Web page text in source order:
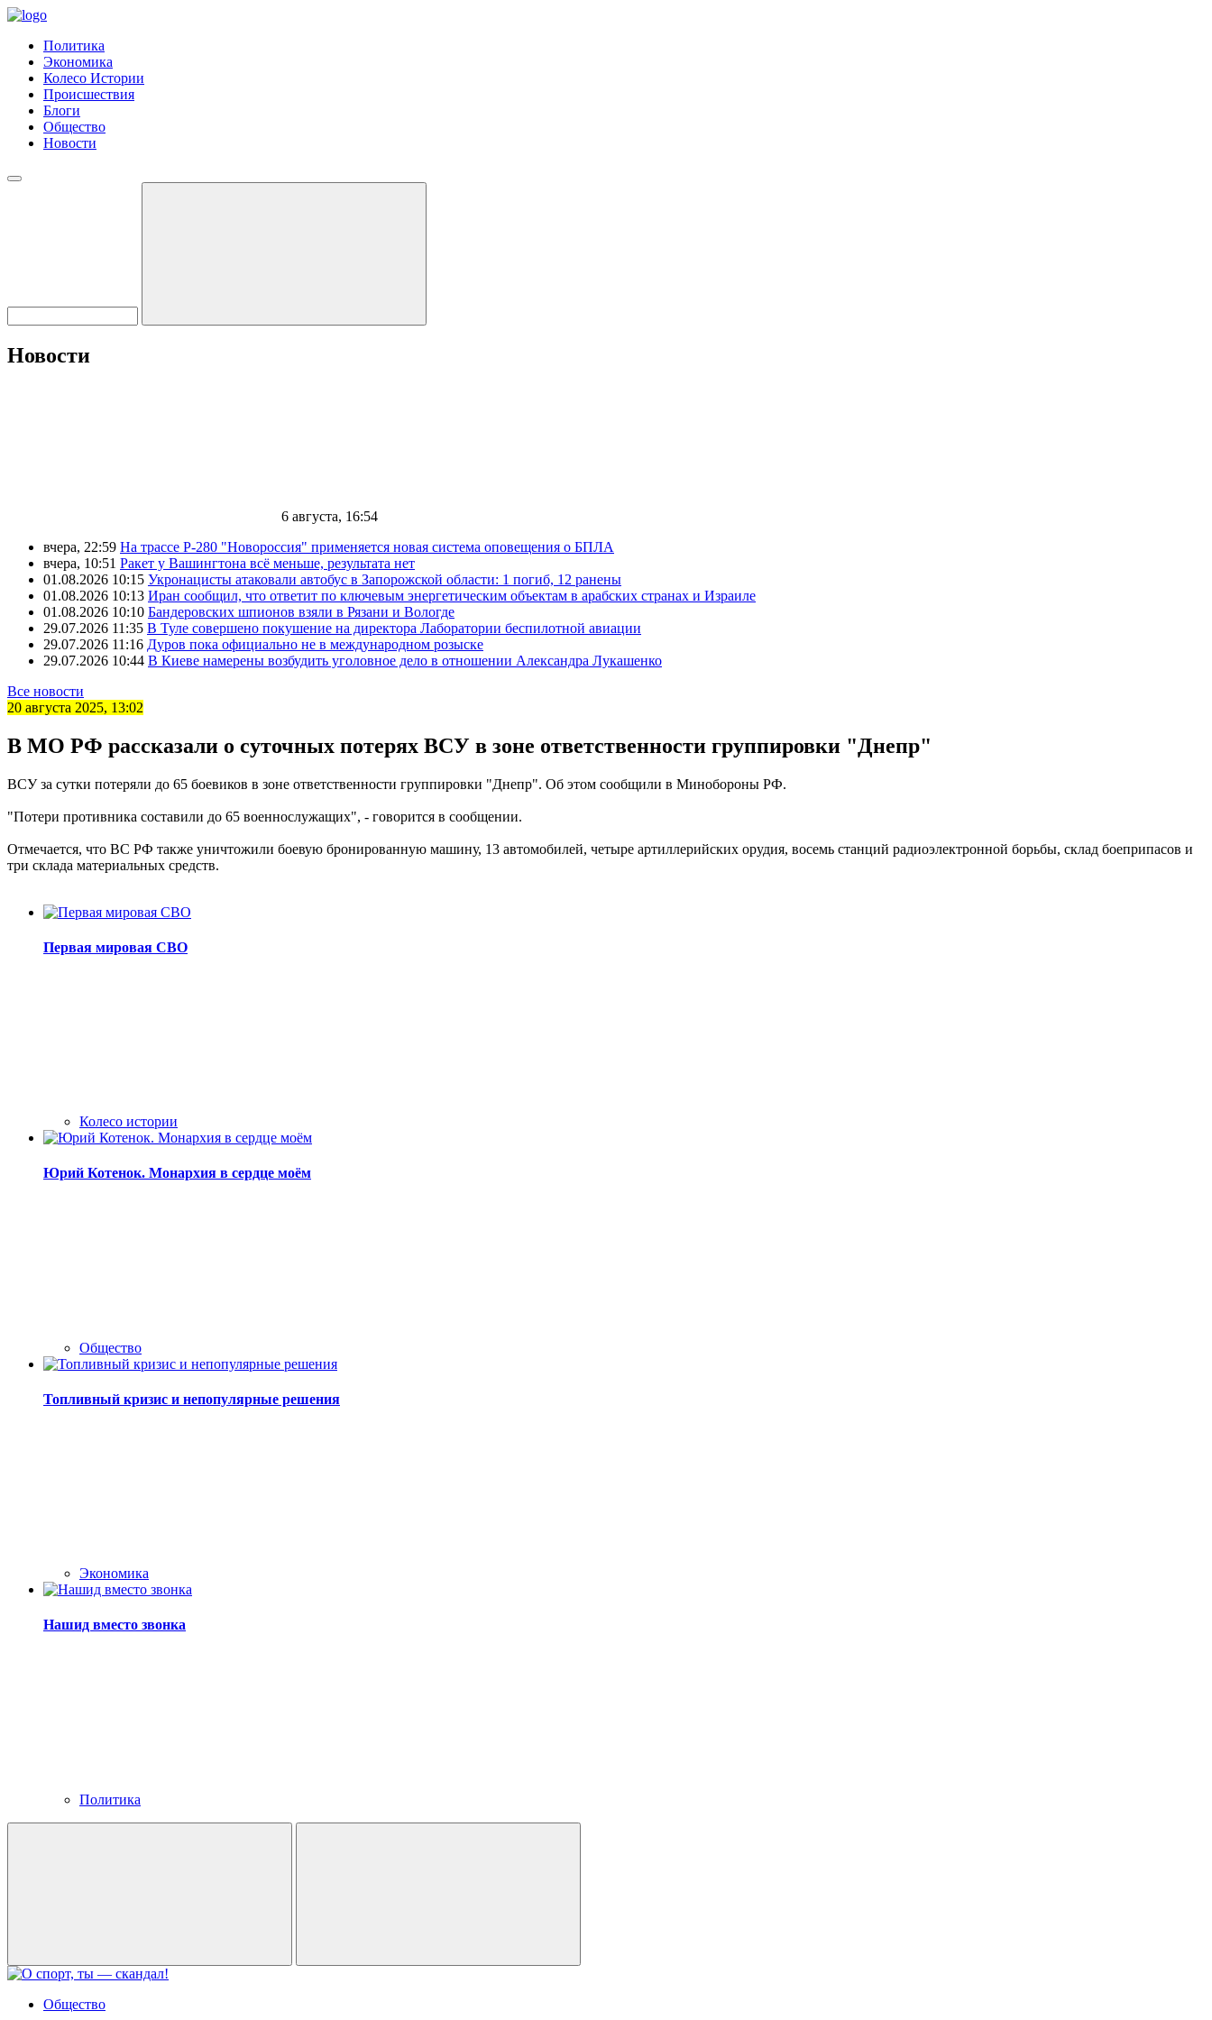
Политика
Экономика
Колесо Истории
Происшествия
Блоги
Общество
Новости
Новости
6 августа, 16:54
вчера, 22:59 На трассе Р-280 "Новороссия" применяется новая система оповещения о БПЛА
вчера, 10:51 Ракет у Вашингтона всё меньше, результата нет
01.08.2026 10:15 Укронацисты атаковали автобус в Запорожской области: 1 погиб, 12 ранены
01.08.2026 10:13 Иран сообщил, что ответит по ключевым энергетическим объектам в арабских странах и Израиле
01.08.2026 10:10 Бандеровских шпионов взяли в Рязани и Вологде
29.07.2026 11:35 В Туле совершено покушение на директора Лаборатории беспилотной авиации
29.07.2026 11:16 Дуров пока официально не в международном розыске
29.07.2026 10:44 В Киеве намерены возбудить уголовное дело в отношении Александра Лукашенко
Все новости
20 августа 2025, 13:02
В МО РФ рассказали о суточных потерях ВСУ в зоне ответственности группировки "Днепр"
ВСУ за сутки потеряли до 65 боевиков в зоне ответственности группировки "Днепр". Об этом сообщили в Минобороны РФ.
"Потери противника составили до 65 военнослужащих", - говорится в сообщении.
Отмечается, что ВС РФ также уничтожили боевую бронированную машину, 13 автомобилей, четыре артиллерийских орудия, восемь станций радиоэлектронной борьбы, склад боеприпасов и
три склада материальных средств.
Первая мировая СВО
Колесо истории
Юрий Котенок. Монархия в сердце моём
Общество
Топливный кризис и непопулярные решения
Экономика
Нашид вместо звонка
Политика
Общество